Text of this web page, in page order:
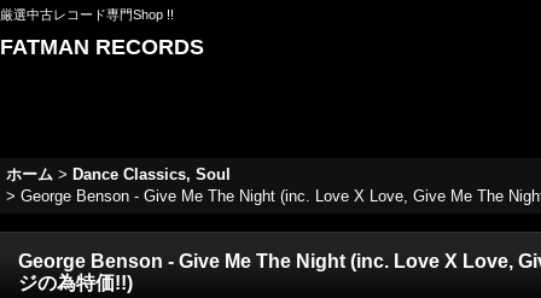
厳選中古レコード専門Shop !!
FATMAN RECORDS
ホーム > Dance Classics, Soul
> George Benson - Give Me The Night (inc. Love X Love, Give Me The
George Benson - Give Me The Night (inc. Love X Love,
ジの為特価!!)